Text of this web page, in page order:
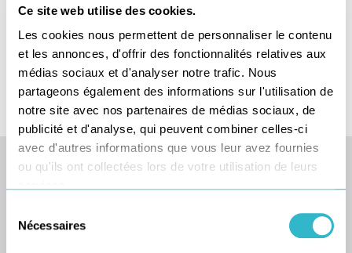
Ce site web utilise des cookies.
Les cookies nous permettent de personnaliser le contenu
et les annonces, d'offrir des fonctionnalités relatives aux
médias sociaux et d'analyser notre trafic. Nous
partageons également des informations sur l'utilisation de
notre site avec nos partenaires de médias sociaux, de
publicité et d'analyse, qui peuvent combiner celles-ci
avec d'autres informations que vous leur avez fournies
ou qu'ils ont collectées lors de votre utilisation de leurs
Nécessaires
RSE(50)
Transport Logistique